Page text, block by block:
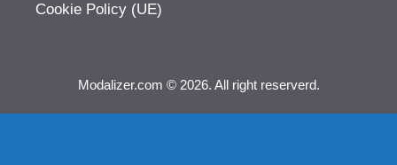
Cookie Policy (UE)
Modalizer.com © 2026. All right reserverd.